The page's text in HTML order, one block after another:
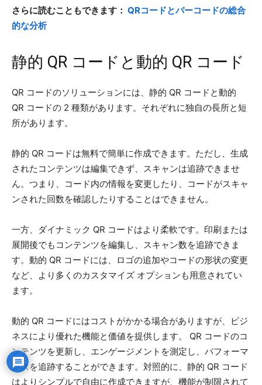
さらに読むこともできます： QRコードとバーコードの総合
的な分析
静的 QR コードと動的 QR コード
QR コードのソリューションには、静的 QR コードと動的
QR コードの 2 種類があります。それぞれに独自の長所と短
所があります。
静的 QR コードは無料で簡単に作成できます。ただし、生成
されたコンテンツは編集できず、スキャンは追跡できませ
ん。つまり、コード内の情報を変更したり、コードがスキャ
ンされた回数を確認したりすることはできません。
一方、ダイナミック QR コードはより柔軟です。印刷または
展開後でもコンテンツを編集し、スキャン数を追跡できま
す。動的 QR コードには、ロゴの追加やコードの形状の変更
など、より多くのカスタマイズ オプションも用意されてい
ます。
動的 QR コードにはコストがかかる場合がありますが、ビジ
ネスにより優れた機能と価値を提供します。 QR コードのコ
ンテンツを更新し、エンゲージメントを測定し、パフォーマ
ンスを追跡することができます。対照的に、静的 QR コード
はよりシンプルで自由に作成できますが、機能が制限されて